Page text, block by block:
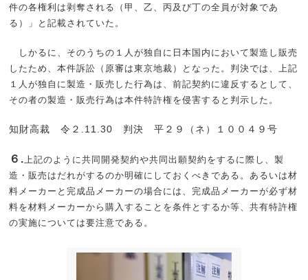
件の各権利は剥奪される（甲、乙、丙及び丁の全員が対象であ
る）」と記載されていた。
しかるに、そのうちの１人が独自に日本国内において製造し販売
したため、本件訴訟（原審は東京地裁）となった。判決では、上記
１人が独自に製造・販売した行為は、前記契約に違反するとして、
その者の製造・販売行為は本件特許権を侵害すると判示した。
知財高裁 令２.11.30 判決 平２９（ネ）１００４９号
６.上記のように共同開発契約や共同出願契約をするに際し、製
造・販売はだれがするのか明確にしておくべきである。あるいは材
料メーカーと完成品メーカーの場合には、完成品メーカーが必ず材
料を材料メーカーから購入することを条件とするか等、共有特許権
の実施については要注意である。